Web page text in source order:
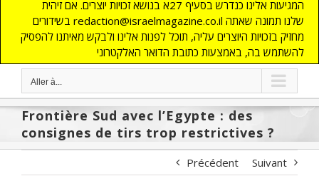
המגיעות אלינו כנדרש בסעיף 27א בנושא זכויות יוצרים. אם זיהית
בשידורים redaction@israelmagazine.co.il שלנו תמונה שאתה
מחזיק בזכויות היוצרים עליה, תוכל לפנות אלינו ולבקש מאיתנו להפסיק
להשתמש בה, באמצעות כתובת הדואר האלקטרוני
Aller à...
Frontière Sud avec l’Egypte : des
consignes de tirs trop restrictives ?
Précédent Suivant